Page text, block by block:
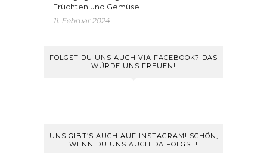
Früchten und Gemüse
11. Februar 2024
FOLGST DU UNS AUCH VIA FACEBOOK? DAS
WÜRDE UNS FREUEN!
UNS GIBT’S AUCH AUF INSTAGRAM! SCHÖN,
WENN DU UNS AUCH DA FOLGST!